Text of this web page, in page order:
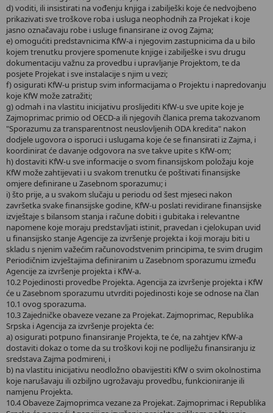
d) voditi, ili insistirati na vođenju knjiga i zabilješki koje će nedvojbeno
prikazivati sve troškove roba i usluga neophodnih za Projekat i koje
jasno označavaju robe i usluge finansirane iz ovog Zajma;
e) omogućiti predstavnicima KfW-a i njegovim zastupnicima da u bilo
kojem trenutku provjere spomenute knjige i zabilješke i svu drugu
dokumentaciju važnu za provedbu i upravljanje Projektom, te da
posjete Projekat i sve instalacije s njim u vezi;
f) osigurati KfW-u pristup svim informacijama o Projektu i napredovanju
koje KfW može zatražiti;
g) odmah i na vlastitu inicijativu proslijediti KfW-u sve upite koje je
Zajmoprimac primio od OECD-a ili njegovih članica prema takozvanom
"Sporazumu za transparentnost neuslovljenih ODA kredita" nakon
dodjele ugovora o isporuci i uslugama koje će se finansirati iz Zajma, i
koordinirat će davanje odgovora na sve takve upite s KfW-om;
h) dostaviti KfW-u sve informacije o svom finansijskom položaju koje
KfW može zahtijevati i u svakom trenutku će poštivati finansijske
omjere definirane u Zasebnom sporazumu; i
i) što prije, a u svakom slučaju u periodu od šest mjeseci nakon
završetka svake finansijske godine, KfW-u poslati revidirane finansijske
izvještaje s bilansom stanja i račune dobiti i gubitaka i relevantne
napomene koje moraju predstavljati istinit, pravedan i cjelokupan uvid
u finansijsko stanje Agencije za izvršenje projekta i koji moraju biti u
skladu s njenim važećim računovodstvenim principima, te svim drugim
Periodičnim izvještajima definiranim u Zasebnom sporazumu između
Agencije za izvršenje projekta i KfW-a.
10.2 Pojedinosti provedbe Projekta. Agencija za izvršenje projekta i KfW
će u Zasebnom sporazumu utvrditi pojedinosti koje se odnose na član
10.1 ovog sporazuma.
10.3 Zajedničke obaveze vezane za Projekat. Zajmoprimac, Republika
Srpska i Agencija za izvršenje projekta će:
a) osigurati potpuno finansiranje Projekta, te će, na zahtjev KfW-a
dostaviti dokaz o tome da su troškovi koji ne podliježu finansiranju iz
sredstava Zajma podmireni, i
b) na vlastitu inicijativu neodložno obavijestiti KfW o svim okolnostima
koje narušavaju ili ozbiljno ugrožavaju provedbu, funkcioniranje ili
namjenu Projekta.
10.4 Obaveze Zajmoprimca vezane za Projekat. Zajmoprimac i Republika